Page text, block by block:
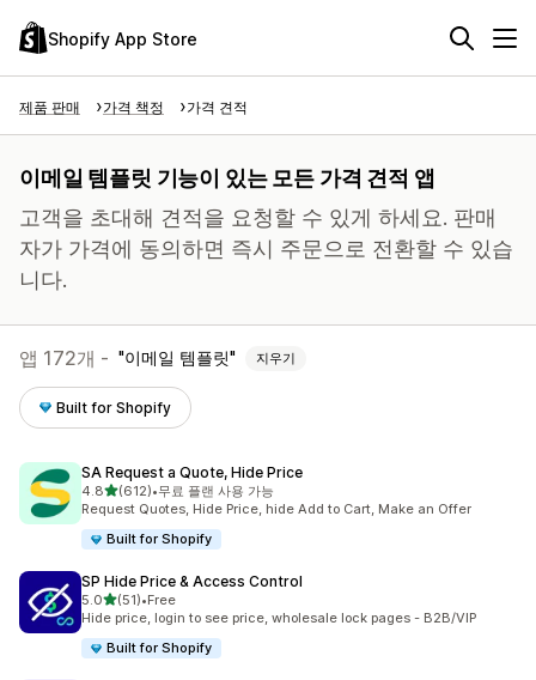
Shopify App Store
제품 판매 가격 책정 가격 견적
이메일 템플릿 기능이 있는 모든 가격 견적 앱
고객을 초대해 견적을 요청할 수 있게 하세요. 판매
자가 가격에 동의하면 즉시 주문으로 전환할 수 있습
니다.
앱 172개 - 이메일 템플릿 지우기
Built for Shopify
SA Request a Quote, Hide Price
4.8별 5개 중
(612)
총 리뷰 612개
•무료 플랜 사용 가능
Request Quotes, Hide Price, hide Add to Cart, Make an Offer
Built for Shopify
SP Hide Price & Access Control
5.0별 5개 중
(51)
총 리뷰 51개
•Free
Hide price, login to see price, wholesale lock pages - B2B/VIP
Built for Shopify